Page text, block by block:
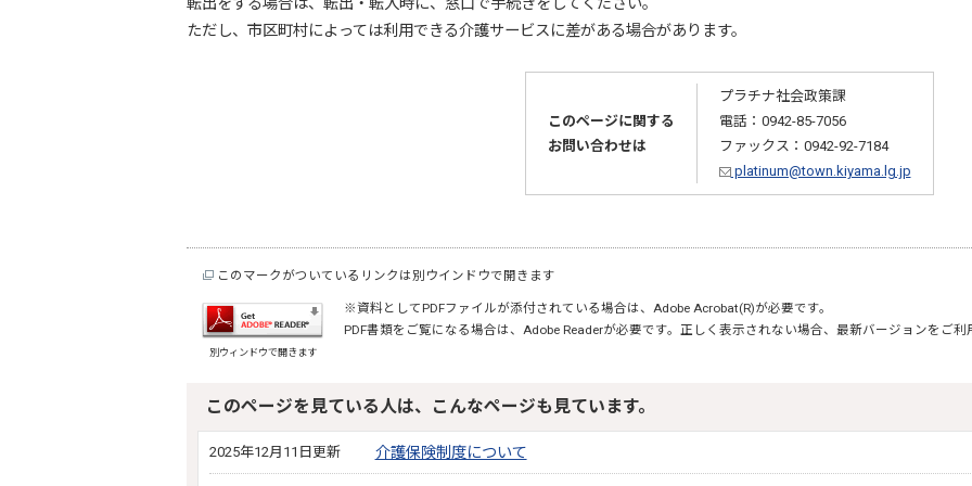
転出をする場合は、転出・転入時に、窓口で手続きをしてください。
ただし、市区町村によっては利用できる介護サービスに差がある場合があります。
このページに関する
お問い合わせは
プラチナ社会政策課
電話：0942-85-7056
ファックス：0942-92-7184
platinum@town.kiyama.lg.jp
このマークがついているリンクは別ウインドウで開きます
別ウィンドウで開きます
※資料としてPDFファイルが添付されている場合は、Adobe Acrobat(R)が必要です。
PDF書類をご覧になる場合は、Adobe Readerが必要です。正しく表示されない場合、最新バージョンをご利
このページを見ている人は、こんなページも見ています。
2025年12月11日更新 介護保険制度について